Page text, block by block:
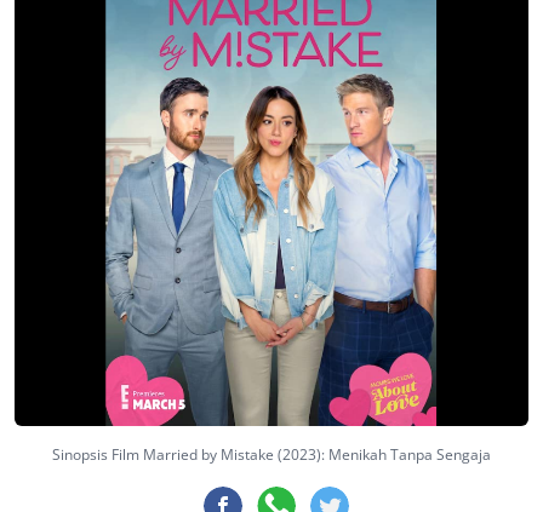
Sinopsis Film Married by Mistake (2023): Menikah Tanpa Sengaja